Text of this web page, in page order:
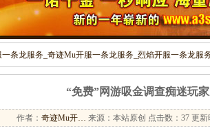
一条龙服务_奇迹Mu开服一条龙服务_烈焰开服一条龙服
“免费”网游吸金调查痴迷玩
作者： 奇迹Mu开… 来源：本站原创 点击数： 37 更新